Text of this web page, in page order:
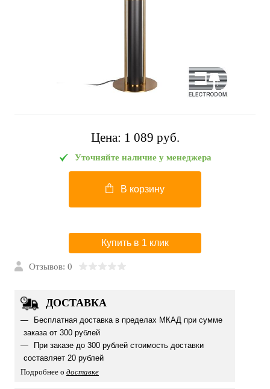
Цена: 1 089 pуб.
Уточняйте наличие у менеджера
В корзину
Купить в 1 клик
Отзывов: 0
ДОСТАВКА
Бесплатная доставка в пределах МКАД при сумме
заказа от 300 рублей
При заказе до 300 рублей стоимость доставки
составляет 20 рублей
Подробнее о доставке